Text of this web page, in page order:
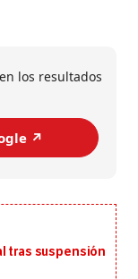
los resultados
↗️
tras suspensión